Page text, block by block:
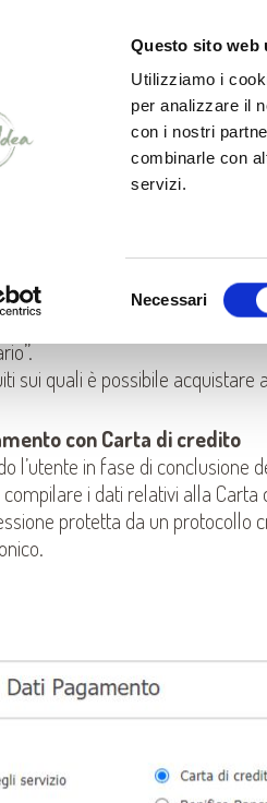
Questo sito web
Utilizziamo i
per analizzare il
con i nostri
combinarle con
servizi.
Necessari
CHI
di pagamento
indicate nel modulo d’ordine
riassumono in “Pagamento con
sui quali è possibile
con Carta di credito
l’utente in fase di conclusione
compilare i dati relativi alla
protetta da un protocollo